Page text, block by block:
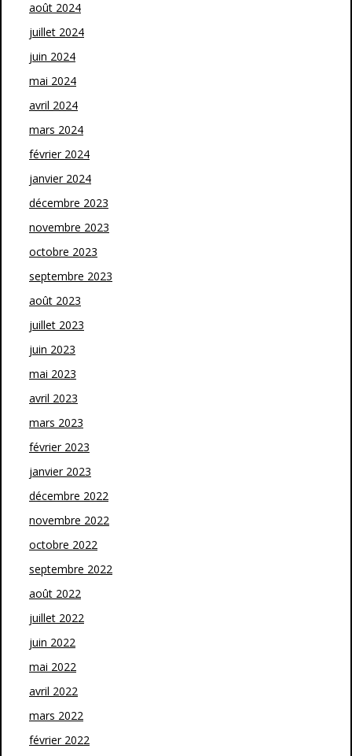
août 2024
juillet 2024
juin 2024
mai 2024
avril 2024
mars 2024
février 2024
janvier 2024
décembre 2023
novembre 2023
octobre 2023
septembre 2023
août 2023
juillet 2023
juin 2023
mai 2023
avril 2023
mars 2023
février 2023
janvier 2023
décembre 2022
novembre 2022
octobre 2022
septembre 2022
août 2022
juillet 2022
juin 2022
mai 2022
avril 2022
mars 2022
février 2022